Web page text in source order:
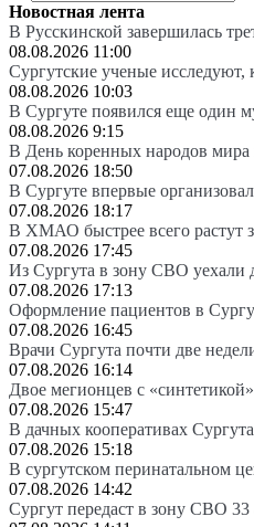
Новостная лента
В Русскинской завершилась
08.08.2026 11:00
Сургутские ученые исследуют,
08.08.2026 10:03
В Сургуте появился еще один
08.08.2026 9:15
В День коренных народов
07.08.2026 18:50
В Сургуте впервые
07.08.2026 18:17
В ХМАО быстрее всего растут
07.08.2026 17:45
Из Сургута в зону СВО
07.08.2026 17:13
Оформление пациентов в
07.08.2026 16:45
Врачи Сургута почти две
07.08.2026 16:14
Двое мегионцев с
07.08.2026 15:47
В дачных кооперативах
07.08.2026 15:18
В сургутском перинатальном
07.08.2026 14:42
Сургут передаст в зону СВО 33